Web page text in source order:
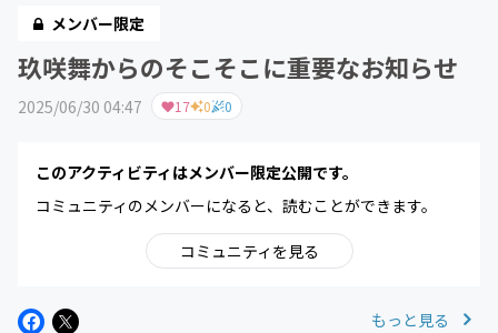
メンバー限定
玖咲舞からのそこそこに重要なお知らせ
2025/06/30 04:47 17 0 0
このアクティビティはメンバー限定公開です。
コミュニティのメンバーになると、読むことができます。
コミュニティを見る
もっと見る